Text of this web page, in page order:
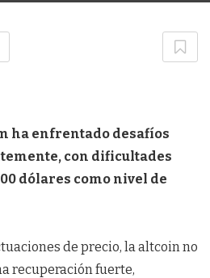
ha enfrentado desafíos
con dificultades
dólares como nivel de
de precio, la altcoin no
recuperación fuerte,